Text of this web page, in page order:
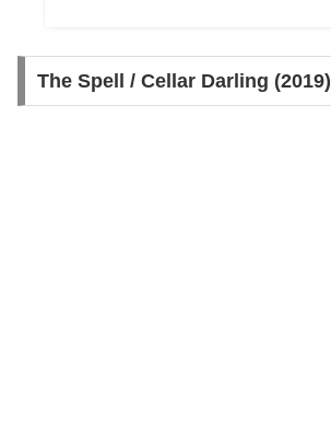
The Spell / Cellar Darling (2019)